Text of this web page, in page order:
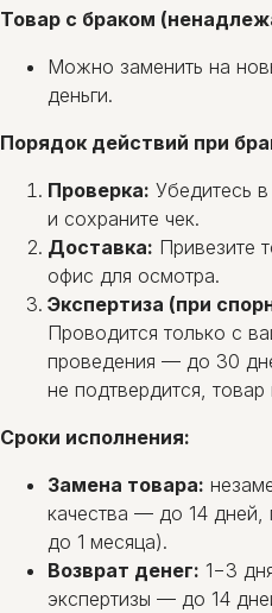
Товар с браком
Можно заменить на
деньги.
Порядок действий при
Проверка: Убедитесь
и сохраните чек.
Доставка: Привезите
офис для осмотра.
Экспертиза (при
Проводится только с
проведения — до 30
не подтвердится,
Сроки исполнения:
Замена товара:
качества — до 14 дней,
до 1 месяца).
Возврат денег: 1−3
экспертизы — до 14